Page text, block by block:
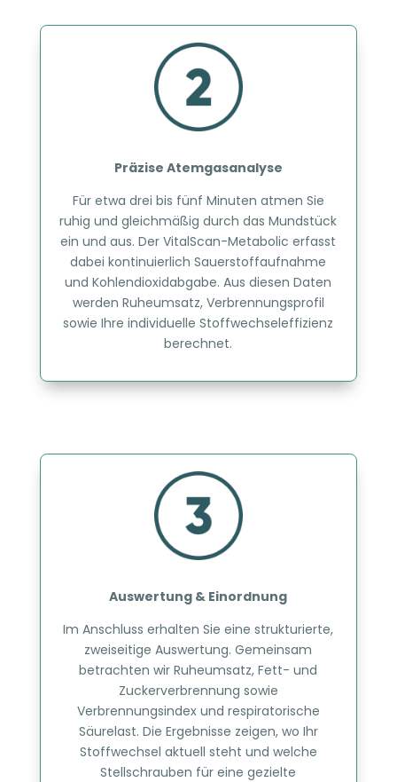
Präzise Atemgasanalyse
Für etwa drei bis fünf Minuten atmen Sie
ruhig und gleichmäßig durch das Mundstück
ein und aus. Der VitalScan-Metabolic erfasst
dabei kontinuierlich Sauerstoffaufnahme
und Kohlendioxidabgabe. Aus diesen Daten
werden Ruheumsatz, Verbrennungsprofil
sowie Ihre individuelle Stoffwechseleffizienz
berechnet.
Auswertung & Einordnung
Im Anschluss erhalten Sie eine strukturierte,
zweiseitige Auswertung. Gemeinsam
betrachten wir Ruheumsatz, Fett- und
Zuckerverbrennung sowie
Verbrennungsindex und respiratorische
Säurelast. Die Ergebnisse zeigen, wo Ihr
Stoffwechsel aktuell steht und welche
Stellschrauben für eine gezielte